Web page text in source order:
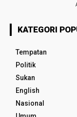
KATEGORI
Tempatan
Politik
Sukan
English
Nasional